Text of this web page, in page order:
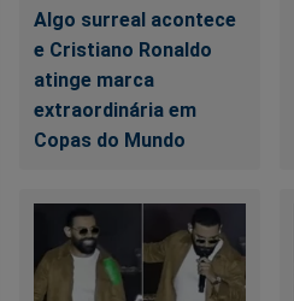
Algo surreal acontece
e Cristiano Ronaldo
atinge marca
extraordinária em
Copas do Mundo